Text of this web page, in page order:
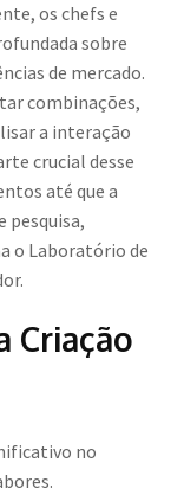
os chefs e
sobre
de mercado.
combinações,
a interação
crucial desse
até que a
pesquisa,
o Laboratório de
Criação
no